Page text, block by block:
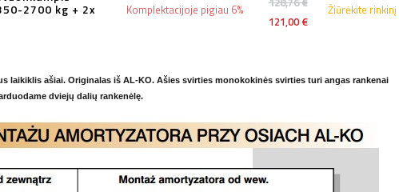
2700 kg + 2x
121,00 €
Komplektacijoje pigiau 6% Žiūrėkite rinkinį
laikiklis ašiai. Originalas iš AL-KO. Ašies svirties monokokinės svirties turi angas rankenai
dviejų dalių rankenėlę.